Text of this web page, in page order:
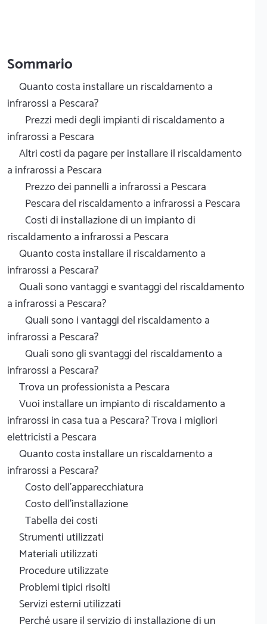
Sommario
Quanto costa installare un riscaldamento a
infrarossi a Pescara?
Prezzi medi degli impianti di riscaldamento a
infrarossi a Pescara
Altri costi da pagare per installare il riscaldamento
a infrarossi a Pescara
Prezzo dei pannelli a infrarossi a Pescara
Pescara del riscaldamento a infrarossi a Pescara
Costi di installazione di un impianto di
riscaldamento a infrarossi a Pescara
Quanto costa installare il riscaldamento a
infrarossi a Pescara?
Quali sono vantaggi e svantaggi del riscaldamento
a infrarossi a Pescara?
Quali sono i vantaggi del riscaldamento a
infrarossi a Pescara?
Quali sono gli svantaggi del riscaldamento a
infrarossi a Pescara?
Trova un professionista a Pescara
Vuoi installare un impianto di riscaldamento a
infrarossi in casa tua a Pescara? Trova i migliori
elettricisti a Pescara
Quanto costa installare un riscaldamento a
infrarossi a Pescara?
Costo dell'apparecchiatura
Costo dell'installazione
Tabella dei costi
Strumenti utilizzati
Materiali utilizzati
Procedure utilizzate
Problemi tipici risolti
Servizi esterni utilizzati